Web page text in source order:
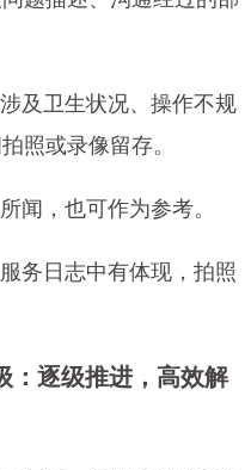
及卫生状况、操作不规
照或录像留存。
闻，也可作为参考。
务日志中有体现，拍照
：逐级推进，高效解